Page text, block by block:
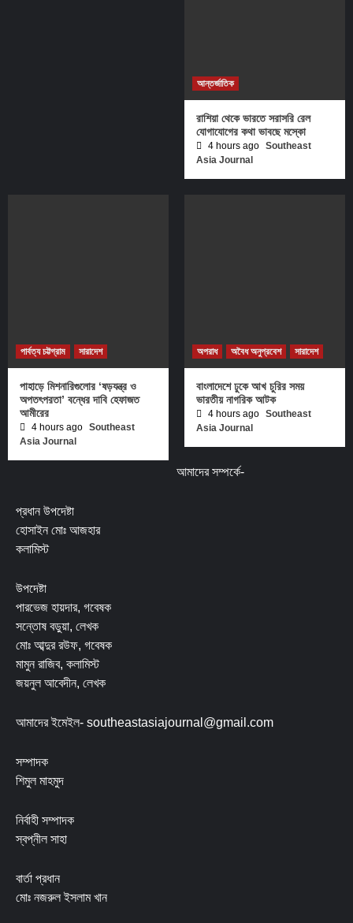
আন্তর্জাতিক
রাশিয়া থেকে ভারতে সরাসরি রেল
যোগাযোগের কথা ভাবছে মস্কো
4 hours ago Southeast
Asia Journal
পার্বত্য চট্টগ্রাম সারাদেশ
পাহাড়ে মিশনারিগুলোর ‘ষড়যন্ত্র ও
অপতৎপরতা’ বন্ধের দাবি হেফাজত
আমীরের
4 hours ago Southeast
Asia Journal
অপরাধ অবৈধ অনুপ্রবেশ সারাদেশ
বাংলাদেশে ঢুকে আখ চুরির সময়
ভারতীয় নাগরিক আটক
4 hours ago Southeast
Asia Journal
আমাদের সম্পর্কে-
প্রধান উপদেষ্টা
হোসাইন মোঃ আজহার
কলামিস্ট
উপদেষ্টা
পারভেজ হায়দার, গবেষক
সন্তোষ বড়ুয়া, লেখক
মোঃ আব্দুর রউফ, গবেষক
মামুন রাজিব, কলামিস্ট
জয়নুল আবেদীন, লেখক
আমাদের ইমেইল- southeastasiajournal@gmail.com
সম্পাদক
শিমুল মাহমুদ
নির্বাহী সম্পাদক
স্বপ্নীল সাহা
বার্তা প্রধান
মোঃ নজরুল ইসলাম খান